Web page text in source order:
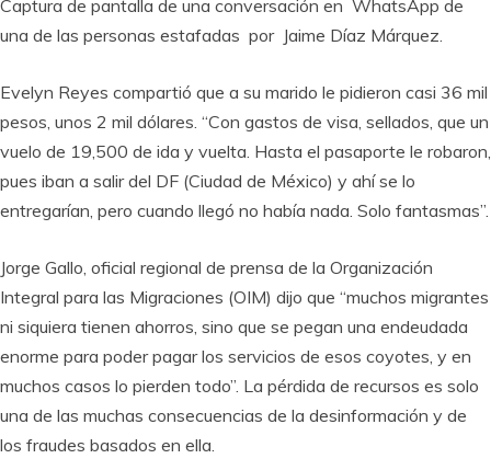
Captura de pantalla de una conversación en WhatsApp de
una de las personas estafadas por Jaime Díaz Márquez.
Evelyn Reyes compartió que a su marido le pidieron casi 36 mil
pesos, unos 2 mil dólares. “Con gastos de visa, sellados, que un
vuelo de 19,500 de ida y vuelta. Hasta el pasaporte le robaron,
pues iban a salir del DF (Ciudad de México) y ahí se lo
entregarían, pero cuando llegó no había nada. Solo fantasmas”.
Jorge Gallo, oficial regional de prensa de la Organización
Integral para las Migraciones (OIM) dijo que “muchos migrantes
ni siquiera tienen ahorros, sino que se pegan una endeudada
enorme para poder pagar los servicios de esos coyotes, y en
muchos casos lo pierden todo”. La pérdida de recursos es solo
una de las muchas consecuencias de la desinformación y de
los fraudes basados en ella.